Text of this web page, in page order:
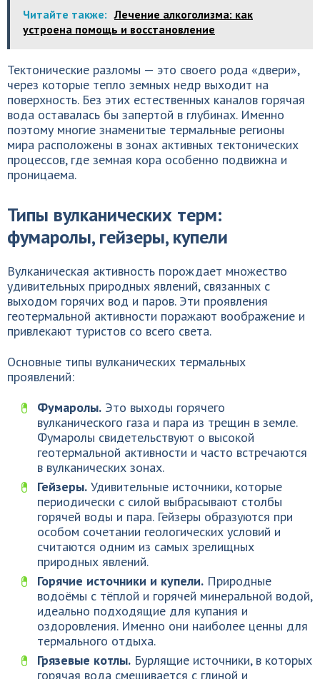
Читайте также: Лечение алкоголизма: как
устроена помощь и восстановление
Тектонические разломы — это своего рода «двери»,
через которые тепло земных недр выходит на
поверхность. Без этих естественных каналов горячая
вода оставалась бы запертой в глубинах. Именно
поэтому многие знаменитые термальные регионы
мира расположены в зонах активных тектонических
процессов, где земная кора особенно подвижна и
проницаема.
Типы вулканических терм:
фумаролы, гейзеры, купели
Вулканическая активность порождает множество
удивительных природных явлений, связанных с
выходом горячих вод и паров. Эти проявления
геотермальной активности поражают воображение и
привлекают туристов со всего света.
Основные типы вулканических термальных
проявлений:
Фумаролы. Это выходы горячего
вулканического газа и пара из трещин в земле.
Фумаролы свидетельствуют о высокой
геотермальной активности и часто встречаются
в вулканических зонах.
Гейзеры. Удивительные источники, которые
периодически с силой выбрасывают столбы
горячей воды и пара. Гейзеры образуются при
особом сочетании геологических условий и
считаются одним из самых зрелищных
природных явлений.
Горячие источники и купели. Природные
водоёмы с тёплой и горячей минеральной водой,
идеально подходящие для купания и
оздоровления. Именно они наиболее ценны для
термального отдыха.
Грязевые котлы. Бурлящие источники, в которых
горячая вода смешивается с глиной и